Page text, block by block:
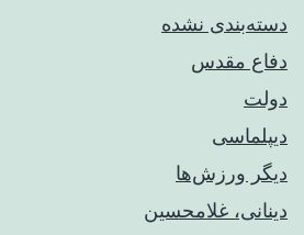
دسته‌بندی نشده
دفاع مقدس
دولت
دیپلماسی
دیگر ورزش‌ها
دینانی، غلامحسین